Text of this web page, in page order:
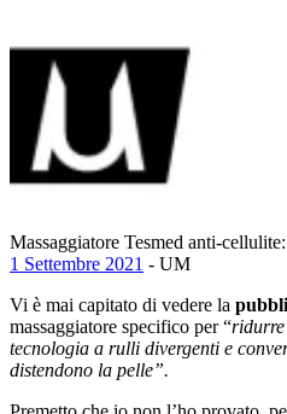
Massaggiatore Tesmed anti-
1 Settembre 2021 - UM
Vi è mai capitato di vedere la
massaggiatore specifico per “
tecnologia a rulli divergenti e
distendono la pelle”.